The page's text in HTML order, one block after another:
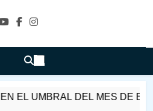
Einai En
UMBRAL DEL MES DE ELUL